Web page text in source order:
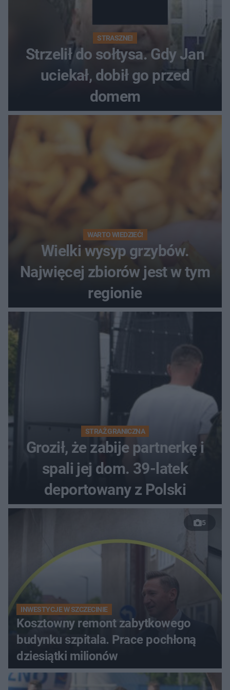
STRASZNE!
Strzelił do sołtysa. Gdy Jan
uciekał, dobił go przed
domem
WARTO WIEDZIEĆ!
Wielki wysyp grzybów.
Najwięcej zbiorów jest w tym
regionie
STRAŻ GRANICZNA
Groził, że zabije partnerkę i
spali jej dom. 39-latek
deportowany z Polski
5
INWESTYCJE W SZCZECINIE
Kosztowny remont zabytkowego
budynku szpitala. Prace pochłoną
dziesiątki milionów